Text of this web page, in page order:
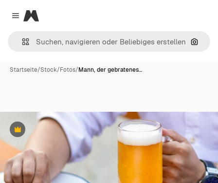
Close menu
Magnific
Nach
Startseite/Stock/Fotos/Mann, der gebratenes…
Premium